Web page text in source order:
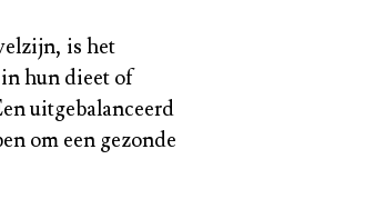
is het
in hun dieet of
uitgebalanceerd
om een gezonde